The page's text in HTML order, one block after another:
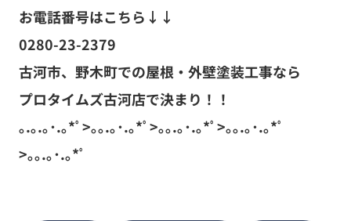
お電話番号はこちら↓↓
0280-23-2379
古河市、野木町での屋根・外壁塗装工事なら
プロタイムズ古河店で決まり！！
｡.｡.｡･.｡*ﾟ>｡｡.｡･.｡*ﾟ>｡｡.｡･.｡*ﾟ>｡｡.｡･.｡*ﾟ
>｡｡.｡･.｡*ﾟ